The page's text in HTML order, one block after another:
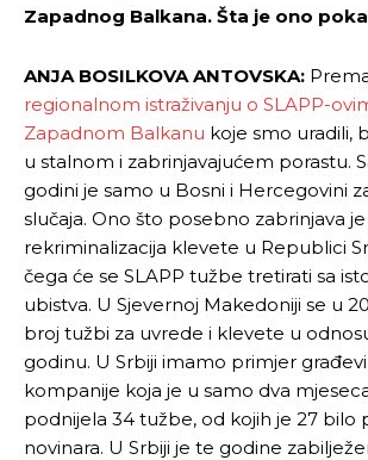
Zapadnog Balkana. Šta je ono
ANJA BOSILKOVA ANTOVSKA:
regionalnom istraživanju o SLAPP-
Zapadnom Balkanu koje smo uradili,
u stalnom i zabrinjavajućem porastu.
godini je samo u Bosni i Hercegovini
slučaja. Ono što posebno zabrinjava je
rekriminalizacija klevete u Republici
čega će se SLAPP tužbe tretirati sa
ubistva. U Sjevernoj Makedoniji se u
broj tužbi za uvrede i klevete u
godinu. U Srbiji imamo primjer
kompanije koja je u samo dva
podnijela 34 tužbe, od kojih je 27 bilo
novinara. U Srbiji je te godine